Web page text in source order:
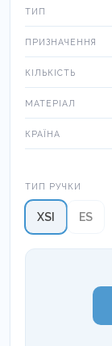
ТИП
ПРИЗНАЧЕННЯ
КІЛЬКІСТЬ
МАТЕРІАЛ
КРАЇНА
ТИП РУЧКИ
XSI ES